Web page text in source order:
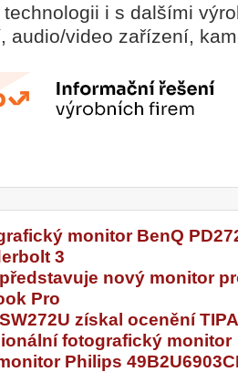
i s dalšími
audio/video zařízení,
monitor BenQ
3
nový monitor
Pro
získal ocenění
fotografický monitor
Philips